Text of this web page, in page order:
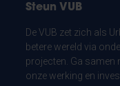
Steun VUB
De VUB zet zich als
betere wereld via
projecten. Ga samen
onze werking en